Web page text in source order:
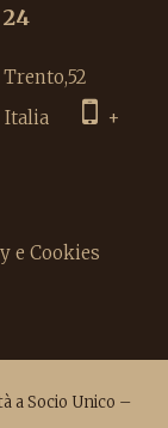
Italia
+
e Cookies
a Socio Unico –